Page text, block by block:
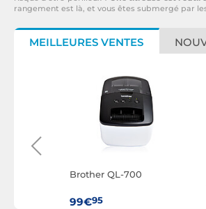
rangement est là, et vous êtes submergé par
MEILLEURES VENTES
Brother QL-700
99€95